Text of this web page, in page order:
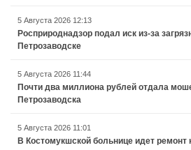
5 Августа 2026 12:13
Росприроднадзор подал иск из-за
Петрозаводске
5 Августа 2026 11:44
Почти два миллиона рублей отдала
Петрозаводска
5 Августа 2026 11:01
В Костомукшской больнице идет ремонт